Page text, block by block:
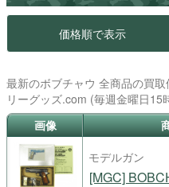
価格順で表示
最新のボブチャウ 全商品の買
リーグッズ.com (毎週金曜日15
画像
モデルガン
[MGC]